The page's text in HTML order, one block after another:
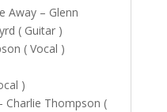
Away – Glenn
( Guitar )
( Vocal )
)
Charlie Thompson (